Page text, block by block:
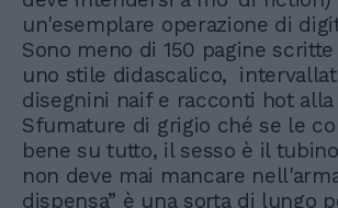
un'esemplare operazione di
Sono meno di 150 pagine
uno stile didascalico,
disegnini naif e racconti hot alla
Sfumature di grigio ché se le
bene su tutto, il sesso è il
non deve mai mancare
dispensa” è una sorta di lungo